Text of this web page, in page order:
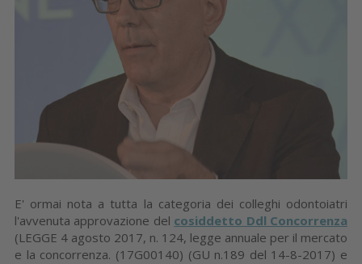
E' ormai nota a tutta la categoria dei colleghi odontoiatri
l'avvenuta approvazione del cosiddetto Ddl Concorrenza
(LEGGE 4 agosto 2017, n. 124, legge annuale per il mercato
e la concorrenza. (17G00140) (GU n.189 del 14-8-2017) e